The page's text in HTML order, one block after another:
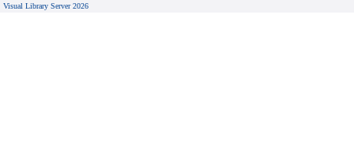
Visual Library Server 2026